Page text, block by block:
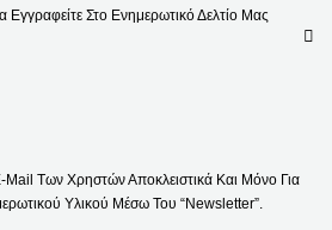
Εγγραφείτε Στο Ενημερωτικό Δελτίο Μας
Mail Των Χρηστών Αποκλειστικά Και Μόνο Για
Υλικού Μέσω Του “Newsletter”.